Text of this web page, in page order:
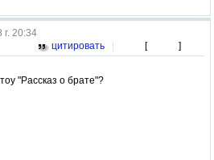
г. 20:34
цитировать
| [
]
"Рассказ о брате"?